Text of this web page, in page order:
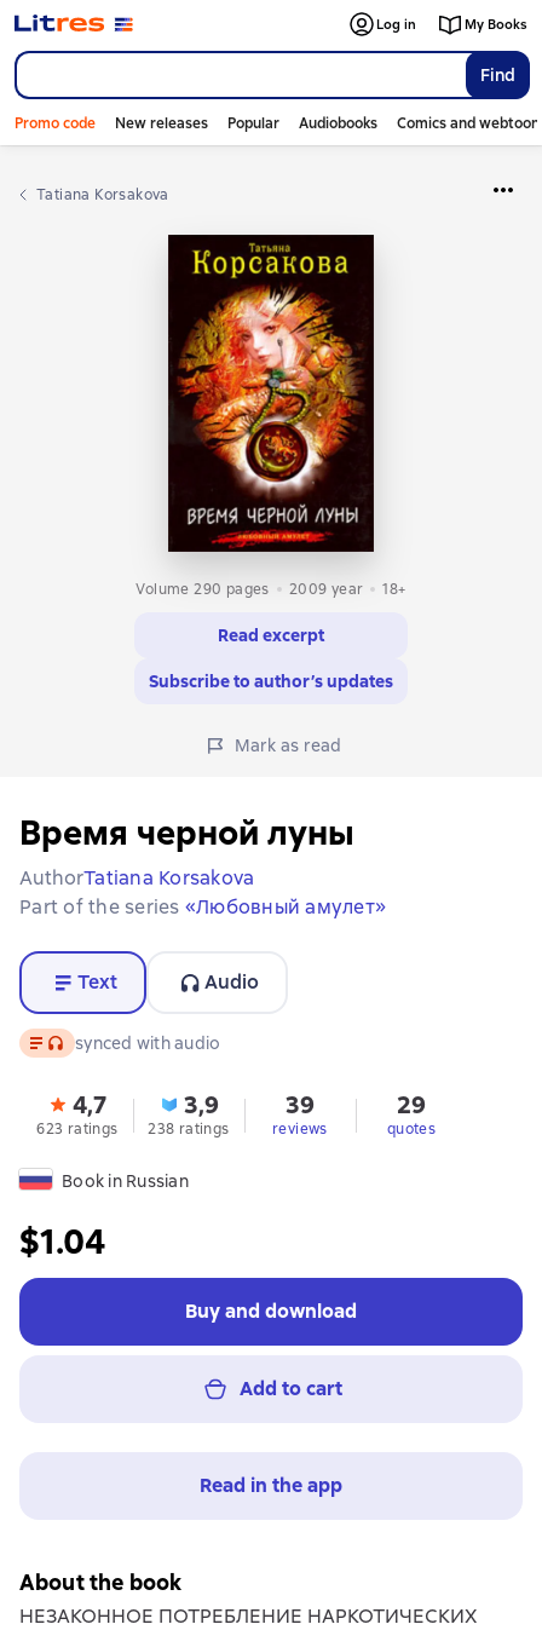
Find
Log in My Books
Promo code New releases Popular Audiobooks Comics and
Tatiana Korsakova
Volume 290 pages 2009 year 18+
Read excerpt
Subscribe to author’s updates
Mark as read
Время черной луны
AuthorTatiana Korsakova
Part of the series «Любовный амулет»
Text Audio
Text, audio format available
synced with audio
4,7
623 ratings
3,9
238 ratings
39
reviews
29
quotes
Book in Russian
$1.04
Buy and download
Add to cart
Read in the app
About the book
НЕЗАКОННОЕ ПОТРЕБЛЕНИЕ НАРКОТИЧЕСКИХ